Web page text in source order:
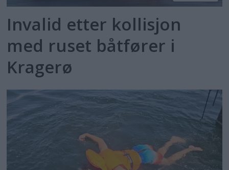
Invalid etter kollisjon
med ruset båtfører i
Kragerø